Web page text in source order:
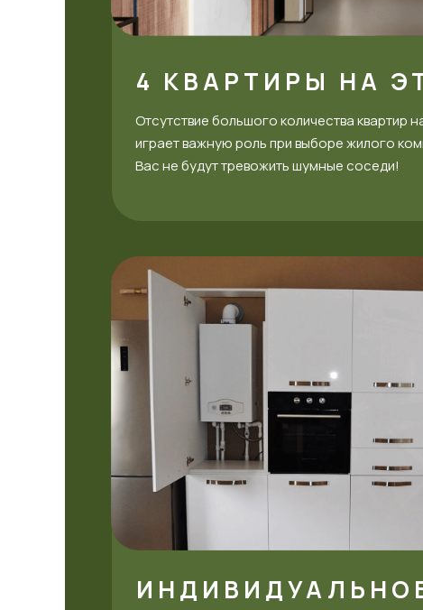
4 КВАРТИРЫ НА
Отсутствие большого количества квартир
играет важную роль при выборе жилого
Вас не будут тревожить шумные соседи!